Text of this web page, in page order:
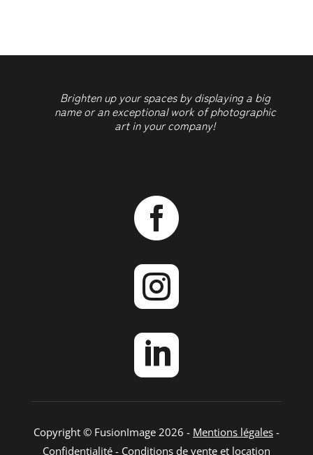
Brighten up your spaces by displaying a big
name or an exceptional work of photographic
art in your company!



Copyright © FusionImage 2026 - Mentions légales-
Confidentialité- Conditions de vente et location